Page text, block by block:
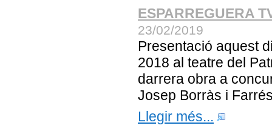
ESPARREGUERA
23/02/2019
Presentació aquest
2018 al teatre del
darrera obra a
Josep Borràs i
Llegir més...